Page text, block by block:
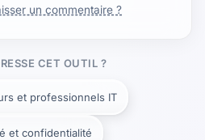
un commentaire ?
CET OUTIL ?
et professionnels IT
et confidentialité